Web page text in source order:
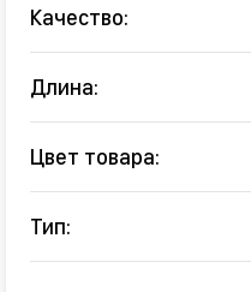
Качество:
Длина:
Цвет товара:
Тип: